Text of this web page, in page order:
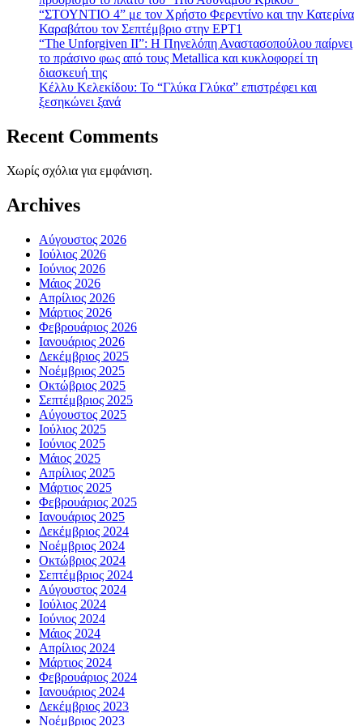
“ΣΤΟΥΝΤΙΟ 4” με τον Χρήστο Φερεντίνο και την Κατερίνα
Καραβάτου τον Σεπτέμβριο στην ΕΡΤ1
“The Unforgiven II”: Η Πηνελόπη Αναστασοπούλου παίρνει
το πράσινο φως από τους Metallica και κυκλοφορεί τη
διασκευή της
Κέλλυ Κελεκίδου: Το “Γλύκα Γλύκα” επιστρέφει και
ξεσηκώνει ξανά
Recent Comments
Χωρίς σχόλια για εμφάνιση.
Archives
Αύγουστος 2026
Ιούλιος 2026
Ιούνιος 2026
Μάιος 2026
Απρίλιος 2026
Μάρτιος 2026
Φεβρουάριος 2026
Ιανουάριος 2026
Δεκέμβριος 2025
Νοέμβριος 2025
Οκτώβριος 2025
Σεπτέμβριος 2025
Αύγουστος 2025
Ιούλιος 2025
Ιούνιος 2025
Μάιος 2025
Απρίλιος 2025
Μάρτιος 2025
Φεβρουάριος 2025
Ιανουάριος 2025
Δεκέμβριος 2024
Νοέμβριος 2024
Οκτώβριος 2024
Σεπτέμβριος 2024
Αύγουστος 2024
Ιούλιος 2024
Ιούνιος 2024
Μάιος 2024
Απρίλιος 2024
Μάρτιος 2024
Φεβρουάριος 2024
Ιανουάριος 2024
Δεκέμβριος 2023
Νοέμβριος 2023